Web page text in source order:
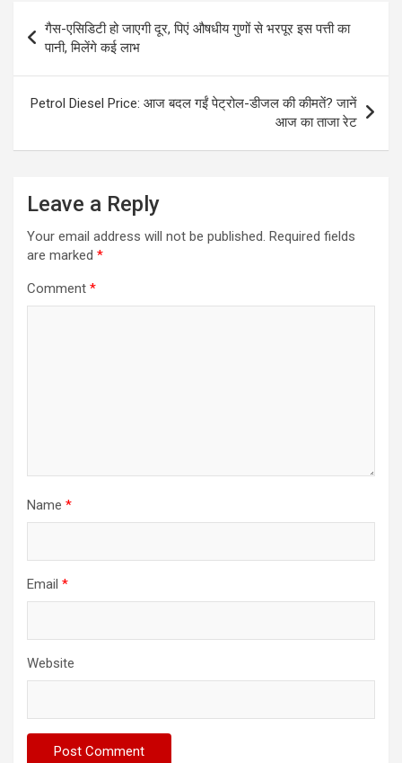
Post
navigation
गैस-एसिडिटी हो जाएगी दूर, पिएं औषधीय गुणों से भरपूर इस पत्ती का
पानी, मिलेंगे कई लाभ
Petrol Diesel Price: आज बदल गईं पेट्रोल-डीजल की कीमतें? जानें
आज का ताजा रेट
Leave a Reply
Your email address will not be published. Required fields
are marked *
Comment *
Name *
Email *
Website